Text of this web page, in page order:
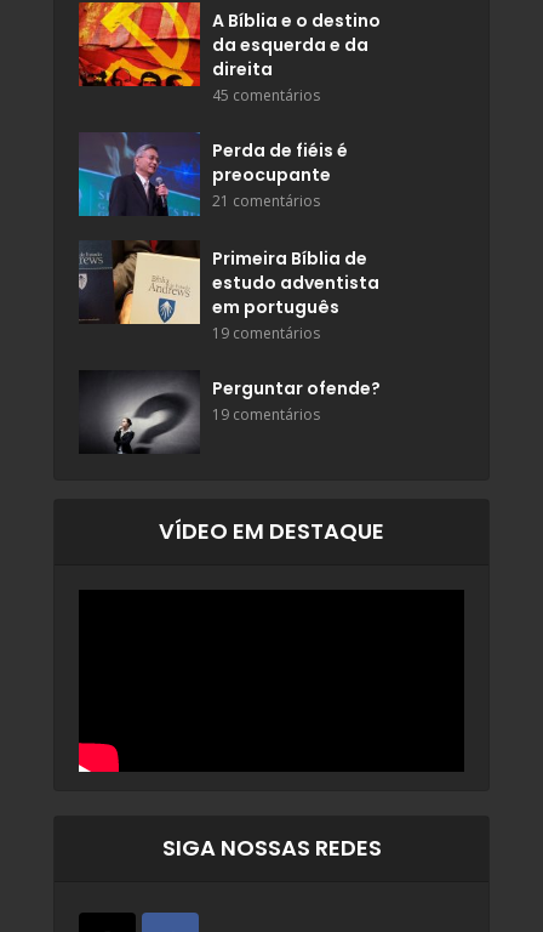
A Bíblia e o destino
da esquerda e da
direita
45 comentários
Perda de fiéis é
preocupante
21 comentários
Primeira Bíblia de
estudo adventista
em português
19 comentários
Perguntar ofende?
19 comentários
VÍDEO EM DESTAQUE
SIGA NOSSAS REDES